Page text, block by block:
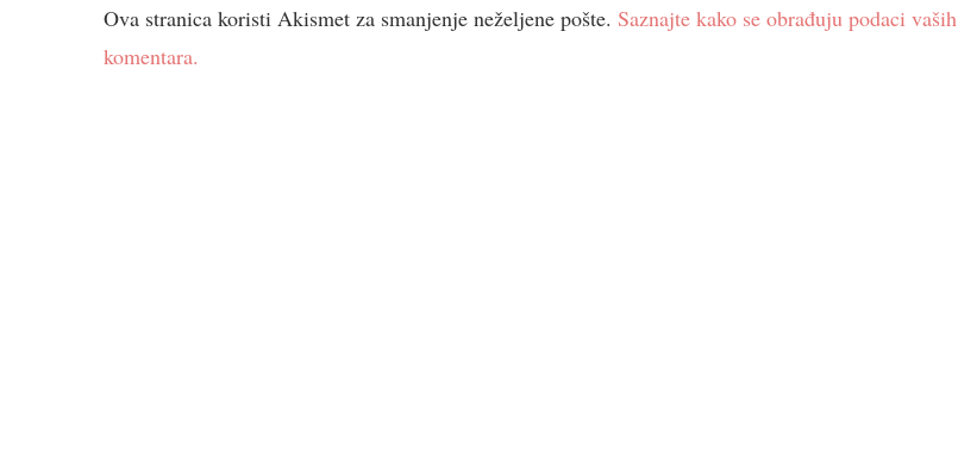
Ova stranica koristi Akismet za smanjenje neželjene pošte. Saznajte kako se obrađuju podaci vaših
komentara.